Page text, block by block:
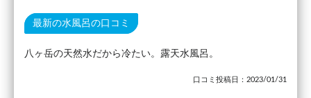
最新の水風呂の口コミ
八ヶ岳の天然水だから冷たい。露天水風呂。
口コミ投稿日：2023/01/31